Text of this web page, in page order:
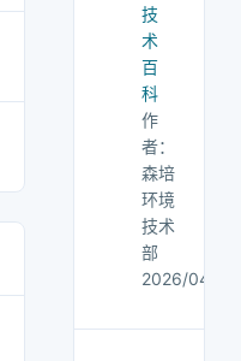
技
术
百
科
作
者：
森培
环境
技术
部
2026/04/12